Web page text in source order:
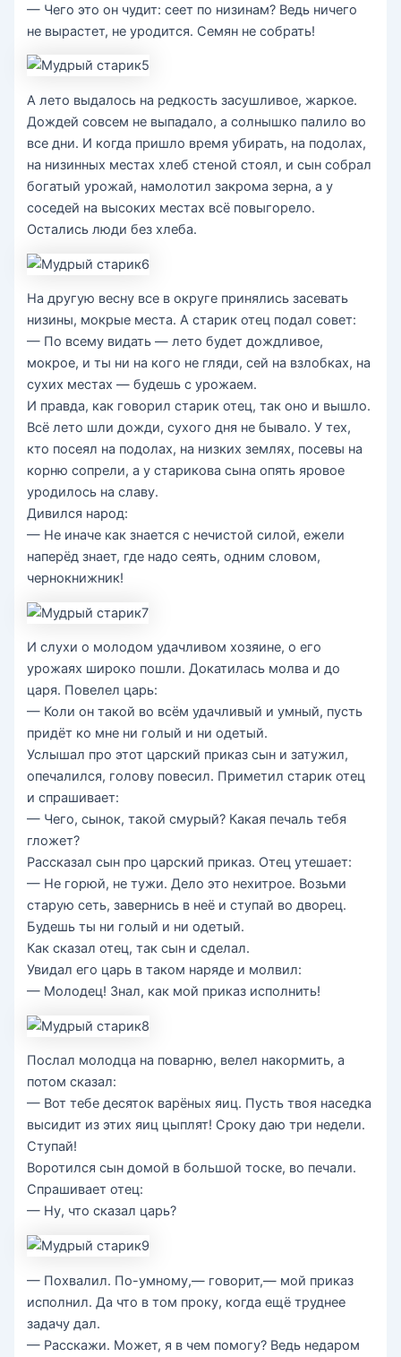
— Чего это он чудит: сеет по низинам? Ведь ничего
не вырастет, не уродится. Семян не собрать!
А лето выдалось на редкость засушливое, жаркое.
Дождей совсем не выпадало, а солнышко палило во
все дни. И когда пришло время убирать, на подолах,
на низинных местах хлеб стеной стоял, и сын собрал
богатый урожай, намолотил закрома зерна, а у
соседей на высоких местах всё повыгорело.
Остались люди без хлеба.
На другую весну все в округе принялись засевать
низины, мокрые места. А старик отец подал совет:
— По всему видать — лето будет дождливое,
мокрое, и ты ни на кого не гляди, сей на взлобках, на
сухих местах — будешь с урожаем.
И правда, как говорил старик отец, так оно и вышло.
Всё лето шли дожди, сухого дня не бывало. У тех,
кто посеял на подолах, на низких землях, посевы на
корню сопрели, а у старикова сына опять яровое
уродилось на славу.
Дивился народ:
— Не иначе как знается с нечистой силой, ежели
наперёд знает, где надо сеять, одним словом,
чернокнижник!
И слухи о молодом удачливом хозяине, о его
урожаях широко пошли. Докатилась молва и до
царя. Повелел царь:
— Коли он такой во всём удачливый и умный, пусть
придёт ко мне ни голый и ни одетый.
Услышал про этот царский приказ сын и затужил,
опечалился, голову повесил. Приметил старик отец
и спрашивает:
— Чего, сынок, такой смурый? Какая печаль тебя
гложет?
Рассказал сын про царский приказ. Отец утешает:
— Не горюй, не тужи. Дело это нехитрое. Возьми
старую сеть, завернись в неё и ступай во дворец.
Будешь ты ни голый и ни одетый.
Как сказал отец, так сын и сделал.
Увидал его царь в таком наряде и молвил:
— Молодец! Знал, как мой приказ исполнить!
Послал молодца на поварню, велел накормить, а
потом сказал:
— Вот тебе десяток варёных яиц. Пусть твоя наседка
высидит из этих яиц цыплят! Сроку даю три недели.
Ступай!
Воротился сын домой в большой тоске, во печали.
Спрашивает отец:
— Ну, что сказал царь?
— Похвалил. По-умному,— говорит,— мой приказ
исполнил. Да что в том проку, когда ещё труднее
задачу дал.
— Расскажи. Может, я в чем помогу? Ведь недаром